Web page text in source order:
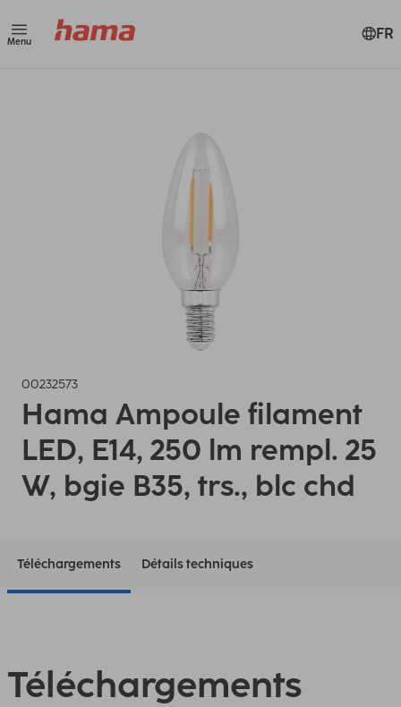
Menu FR
00232573
Hama Ampoule filament
LED, E14, 250 lm rempl. 25
W, bgie B35, trs., blc chd
Téléchargements Détails techniques
Téléchargements